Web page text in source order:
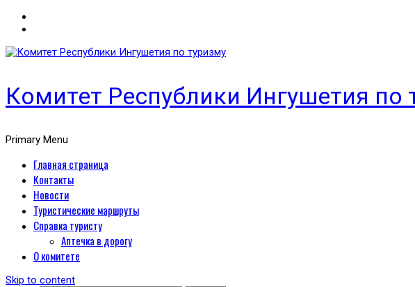
Комитет Республики Ингушетия по
Primary Menu
Главная страница
Контакты
Новости
Туристические маршруты
Справка туристу
Аптечка в дорогу
О комитете
Skip to content